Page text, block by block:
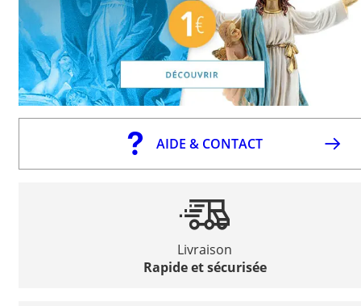
AIDE & CONTACT
Livraison
Rapide et sécurisée